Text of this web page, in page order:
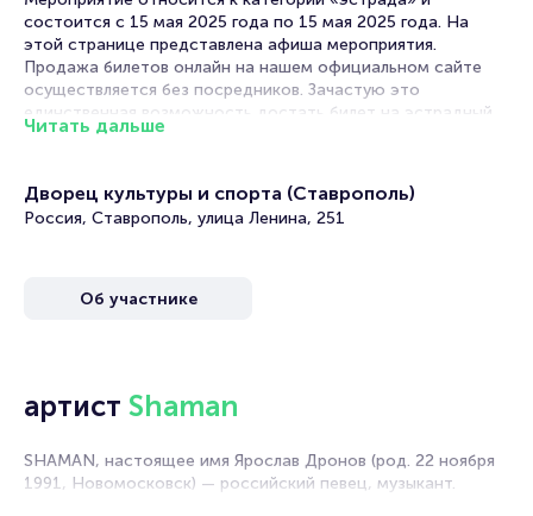
состоится с 15 мая 2025 года по 15 мая 2025 года. На
этой странице представлена афиша мероприятия.
Продажа билетов онлайн на нашем официальном сайте
осуществляется без посредников. Зачастую это
единственная возможность достать билет на эстрадный
концерт.
Portalbilet – удобный и надежный сервис для покупки и
места завершая оформлением его в зрительном зале на
Полезные ссылки
Подробнее о том, как вернуть, сдать или продать билет
читайте в разделах:
Читать дальше
Дворец культуры и спорта (Ставрополь)
Россия, Ставрополь, улица Ленина, 251
Об участнике
артист Shaman
SHAMAN, настоящее имя Ярослав Дронов (род. 22 ноября
1991, Новомосковск) — российский певец, музыкант.